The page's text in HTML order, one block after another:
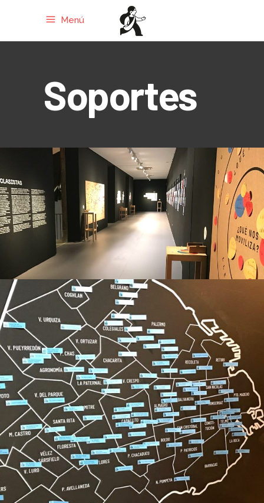
Menú
Soportes
Cronología Colectiva
Mapas Contextuales